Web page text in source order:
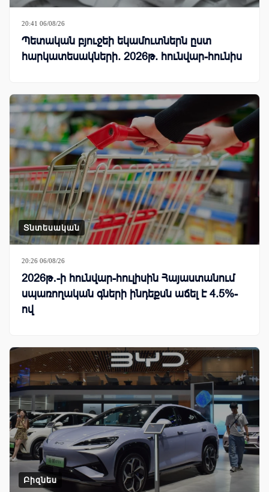
20:41 06/08/26
Պետական բյուջեի եկամուտներն ըստ
հարկատեսակների. 2026թ. հունվար-հունիս
Տնտեսական
20:26 06/08/26
2026թ․-ի հունվար-հուլիսին Հայաստանում
սպառողական գների ինդեքսն աճել է 4.5%-
ով
Բիզնես